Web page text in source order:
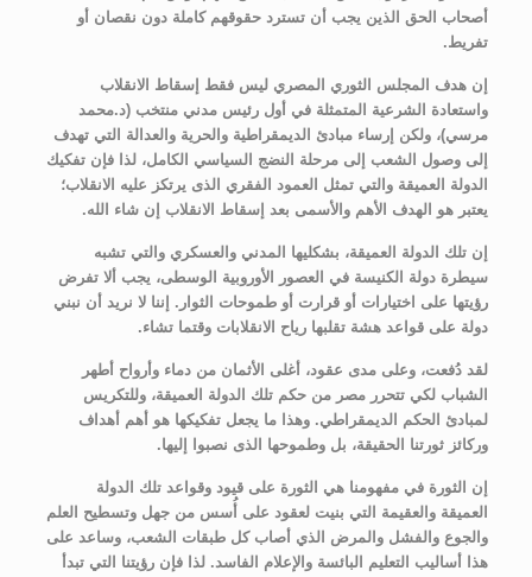
أصحاب الحق الذين يجب أن تسترد حقوقهم كاملة دون نقصان أو
تفريط.
إن هدف المجلس الثوري المصري ليس فقط إسقاط الانقلاب
واستعادة الشرعية المتمثلة في أول رئيس مدني منتخب (د.محمد
مرسي)، ولكن إرساء مبادئ الديمقراطية والحرية والعدالة التي تهدف
إلى وصول الشعب إلى مرحلة النضج السياسي الكامل، لذا فإن تفكيك
الدولة العميقة والتي تمثل العمود الفقري الذى يرتكز عليه الانقلاب؛
يعتبر هو الهدف الأهم والأسمى بعد إسقاط الانقلاب إن شاء الله.
إن تلك الدولة العميقة، بشكليها المدني والعسكري والتي تشبه
سيطرة دولة الكنيسة في العصور الأوروبية الوسطى، يجب ألا تفرض
رؤيتها على اختيارات أو قرارت أو طموحات الثوار. إننا لا نريد أن نبني
دولة على قواعد هشة تقلبها رياح الانقلابات وقتما تشاء.
لقد دُفعت، وعلى مدى عقود، أغلى الأثمان من دماء وأرواح أطهر
الشباب لكي تتحرر مصر من حكم تلك الدولة العميقة، وللتكريس
لمبادئ الحكم الديمقراطي. وهذا ما يجعل تفكيكها هو أهم أهداف
وركائز ثورتنا الحقيقة، بل وطموحها الذى نصبوا إليها.
إن الثورة في مفهومنا هي الثورة على قيود وقواعد تلك الدولة
العميقة والعقيمة التي بنيت لعقود على أُسس من جهل وتسطيح العلم
والجوع والفشل والمرض الذي أصاب كل طبقات الشعب، وساعد على
هذا أساليب التعليم البائسة والإعلام الفاسد. لذا فإن رؤيتنا التي تبدأ